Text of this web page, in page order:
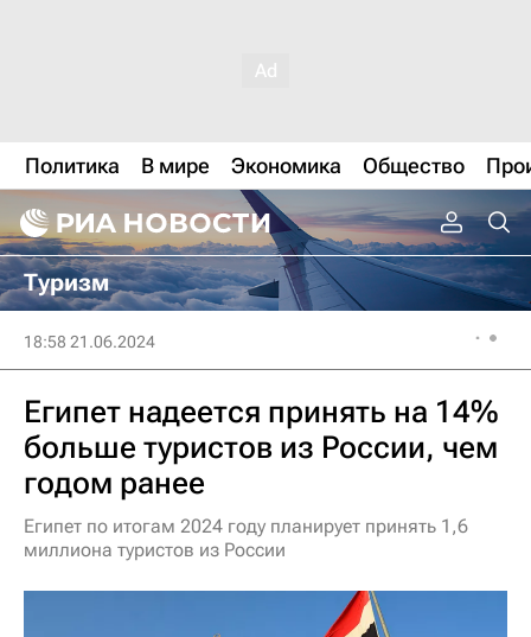
Политика В мире Экономика Общество
Туризм
18:58 21.06.2024
Египет надеется принять на 14%
больше туристов из России, чем
годом ранее
Египет по итогам 2024 году планирует принять 1,6
миллиона туристов из России